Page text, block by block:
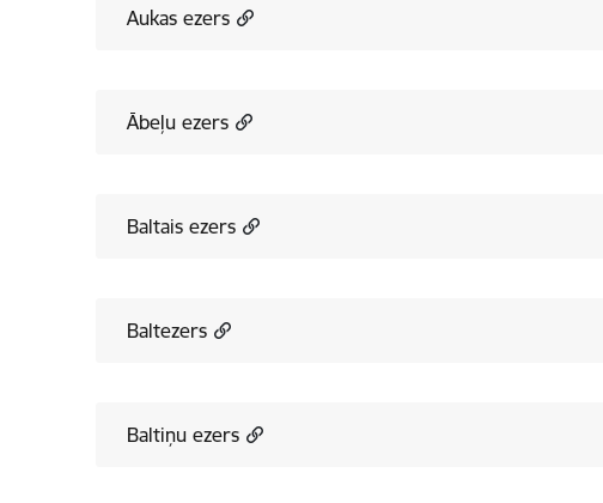
Aukas ezers
Ābeļu ezers
Baltais ezers
Baltezers
Baltiņu ezers